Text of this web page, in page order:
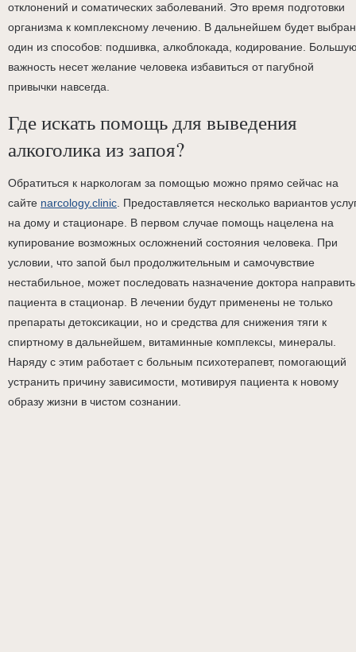
отклонений и соматических заболеваний. Это время подготовки
организма к комплексному лечению. В дальнейшем будет выбран
один из способов: подшивка, алкоблокада, кодирование.
важность несет желание человека избавиться от пагубной
привычки навсегда.
Где искать помощь для выведения
алкоголика из запоя?
Обратиться к наркологам за помощью можно прямо сейчас на
сайте narcology.clinic . Предоставляется несколько вариантов
на дому и стационаре. В первом случае помощь нацелена на
купирование возможных осложнений состояния человека. При
условии, что запой был продолжительным и самочувствие
нестабильное, может последовать назначение доктора направить
пациента в стационар. В лечении будут применены не только
препараты детоксикации, но и средства для снижения тяги к
спиртному в дальнейшем, витаминные комплексы, минералы.
Наряду с этим работает с больным психотерапевт, помогающий
устранить причину зависимости, мотивируя пациента к новому
образу жизни в чистом сознании.